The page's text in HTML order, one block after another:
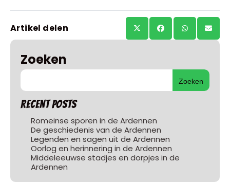
Artikel delen
Zoeken
Zoeken
Recent Posts
Romeinse sporen in de Ardennen
De geschiedenis van de Ardennen
Legenden en sagen uit de Ardennen
Oorlog en herinnering in de Ardennen
Middeleeuwse stadjes en dorpjes in de
Ardennen